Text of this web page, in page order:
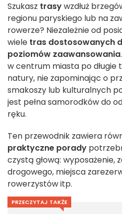
Szukasz trasywzdłuż
regionu paryskiego lub na
rowerze? Niezależnie od
wiele tras dostosowanych
poziomów zaawansowania
w centrum miasta po długie
natury, nie zapominając o
smakoszy lub kulturalnych
jest pełna samorodków do
ręku.
Ten przewodnik zawiera
praktyczne porady
czystą głową: wyposażenie,
drogowego, miejsca
rowerzystów itp.
PRZECZYTAJ TAKŻE